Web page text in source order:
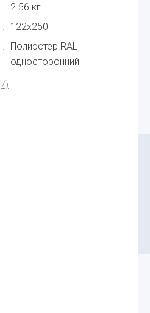
2.56 кг
122х250
Полиэстер RAL
односторонний